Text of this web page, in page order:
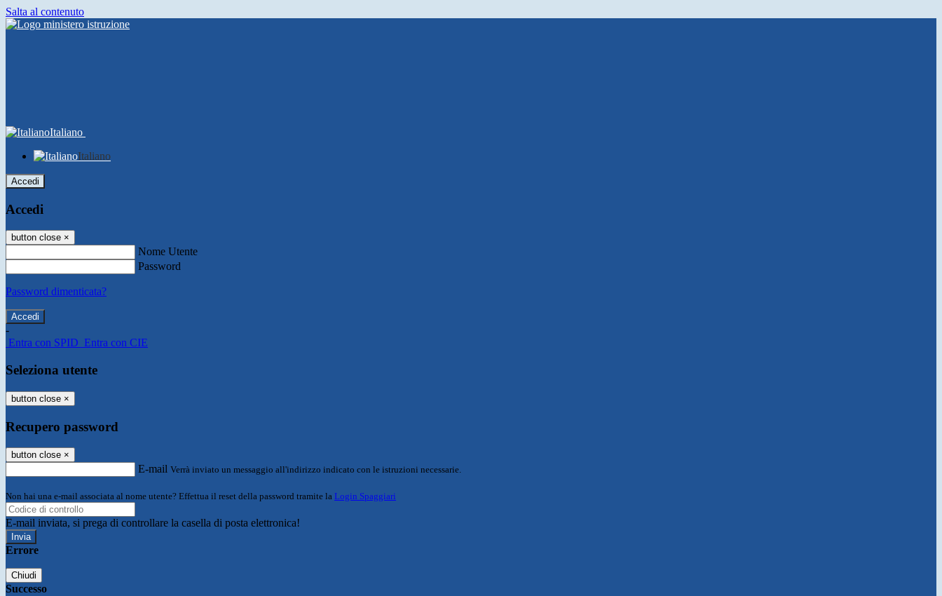
Salta al contenuto
Italiano
Italiano
Accedi
Accedi
button close ×
Nome Utente
Password
Password dimenticata?
-
Entra con SPID Entra con CIE
Seleziona utente
button close ×
Recupero password
button close ×
E-mail Verrà inviato un messaggio all'indirizzo indicato con le istruzioni necessarie.
Non hai una e-mail associata al nome utente? Effettua il reset della password tramite la Login Spaggiari
E-mail inviata, si prega di controllare la casella di posta elettronica!
Errore
Chiudi
Successo